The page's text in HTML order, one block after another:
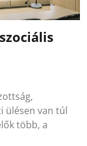
ülésen van túl
több, a